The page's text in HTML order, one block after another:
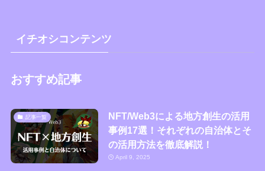
イチオシコンテンツ
おすすめ記事
記事一覧
NFT/Web3による地方創生の活用
事例17選！それぞれの自治体とそ
の活用方法を徹底解説！
April 9, 2025